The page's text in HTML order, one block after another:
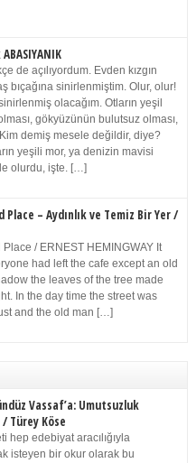
de açılıyordum. Evden kızgın
bıçağına sinirlenmiştim. Olur, olur!
olacağım. Otların yeşil
gökyüzünün bulutsuz olması,
demiş mesele değildir, diye?
yeşili mor, ya denizin mavisi
olurdu, işte. […]
– Aydınlık ve Temiz Bir Yer /
/ ERNEST HEMINGWAY It
had left the cafe except an old
the leaves of the tree made
In the day time the street was
and the old man […]
Vassaf’a: Umutsuzluk
/ Türey Köse
hep edebiyat aracılığıyla
isteyen bir okur olarak bu